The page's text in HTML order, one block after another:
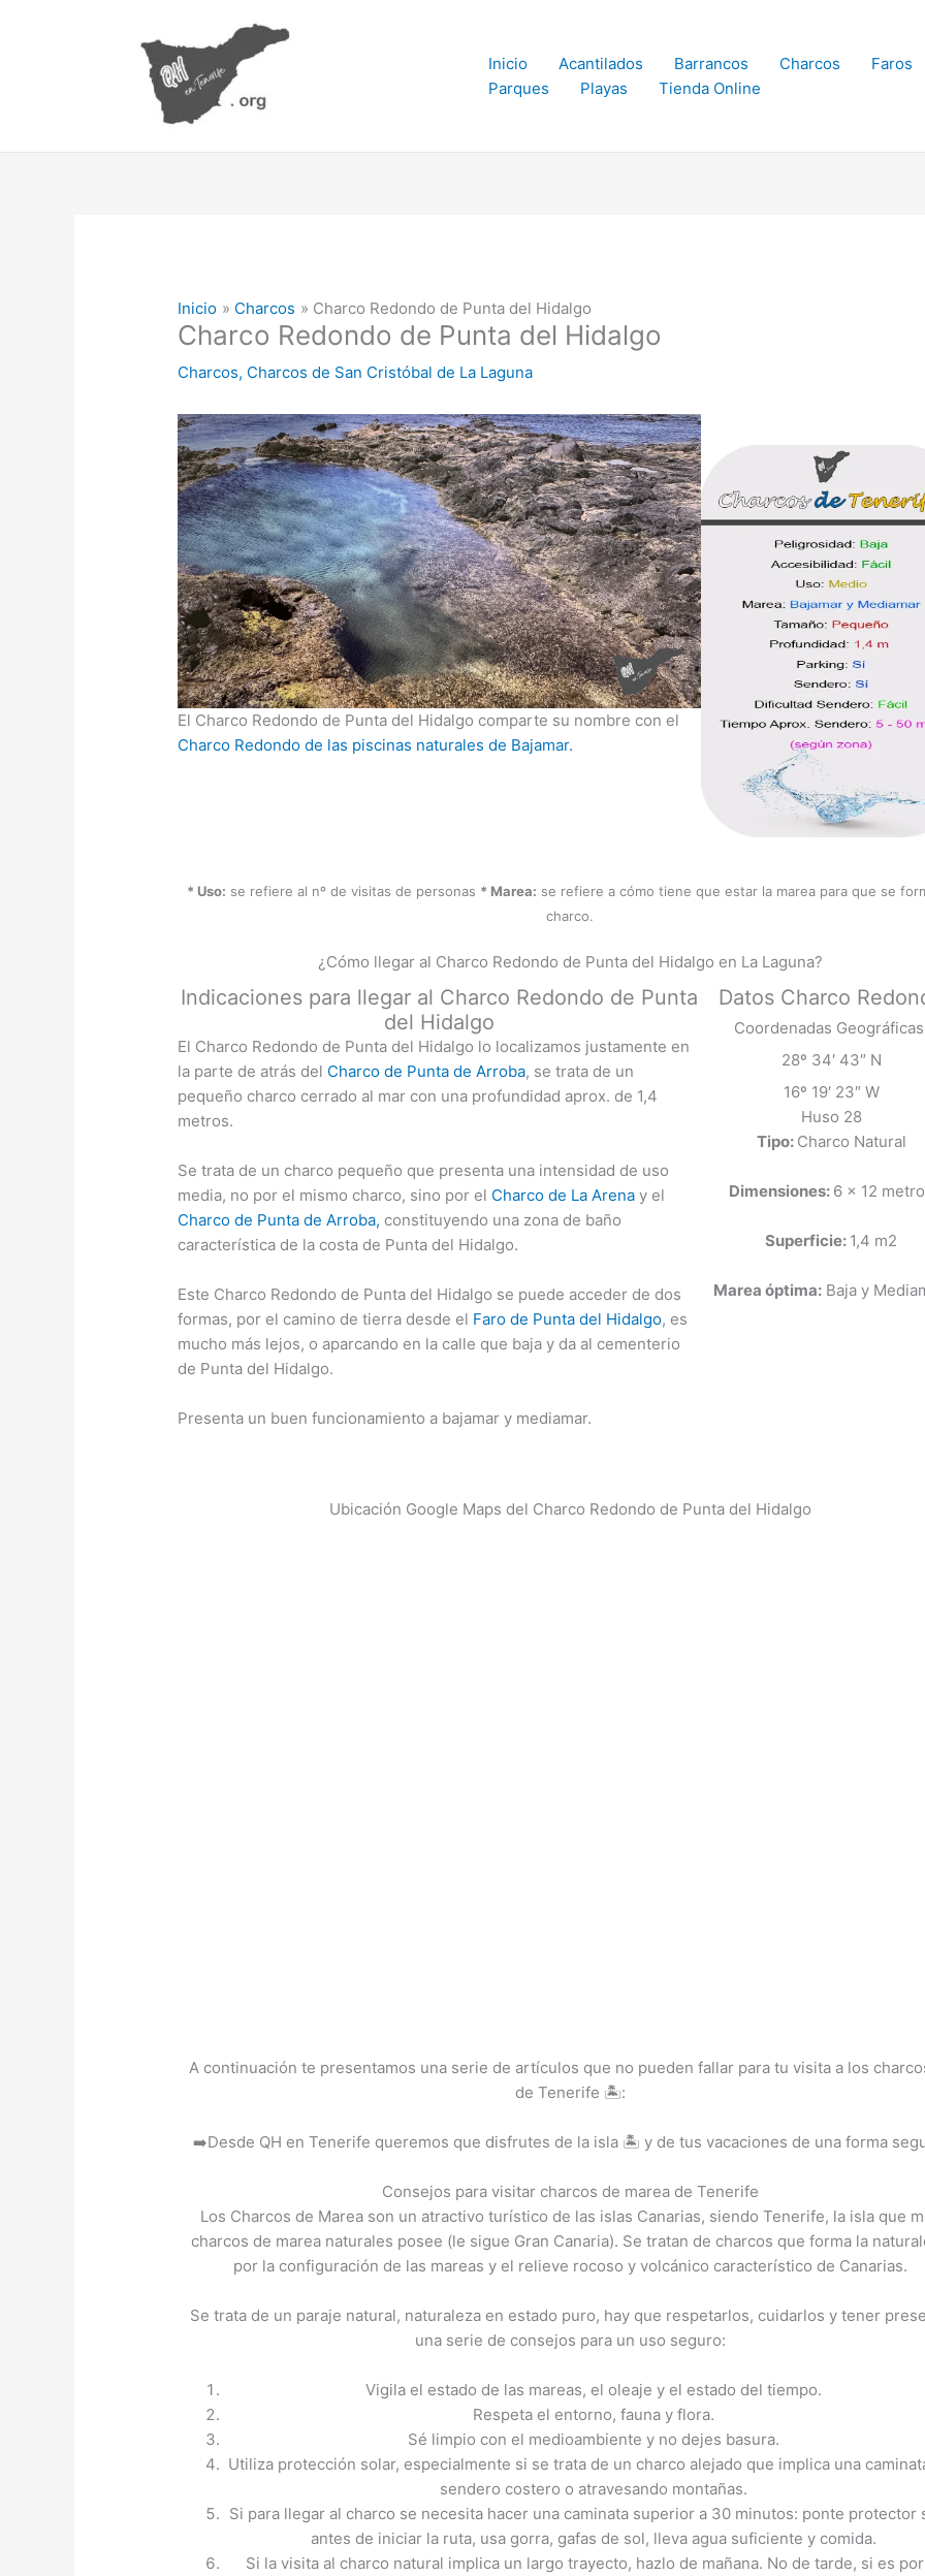
Inicio Acantilados Barrancos Charcos Faros
Parques
Playas Tienda Online
Inicio Charcos Charco Redondo de Punta del Hidalgo
Charco Redondo de Punta del Hidalgo
Charcos, Charcos de San Cristóbal de La Laguna
El Charco Redondo de Punta del Hidalgo comparte su nombre con el
Charco Redondo de las piscinas naturales de Bajamar.
* Uso: se refiere al nº de visitas de personas * Marea: se refiere a cómo tiene que estar la marea para que se
charco.
¿Cómo llegar al Charco Redondo de Punta del Hidalgo en La Laguna?
Indicaciones para llegar al Charco Redondo de Punta
del Hidalgo
El Charco Redondo de Punta del Hidalgo lo localizamos justamente en
la parte de atrás del Charco de Punta de Arroba, se trata de un
pequeño charco cerrado al mar con una profundidad aprox. de 1,4
metros.
Se trata de un charco pequeño que presenta una intensidad de uso
media, no por el mismo charco, sino por el Charco de La Arena y el
Charco de Punta de Arroba, constituyendo una zona de baño
característica de la costa de Punta del Hidalgo.
Este Charco Redondo de Punta del Hidalgo se puede acceder de dos
formas, por el camino de tierra desde el Faro de Punta del Hidalgo, es
mucho más lejos, o aparcando en la calle que baja y da al cementerio
de Punta del Hidalgo.
Presenta un buen funcionamiento a bajamar y mediamar.
Datos Charco
Coordenadas
28º 34′ 43″ N
16º 19′ 23″ W
Huso 28
Tipo: Charco Natural
Dimensiones: 6 x 12
Superficie: 1,4 m2
Marea óptima: Baja y
Ubicación Google Maps del Charco Redondo de Punta del Hidalgo
A continuación te presentamos una serie de artículos que no pueden fallar para tu visita a los
de Tenerife 🏝️:
➡️Desde QH en Tenerife queremos que disfrutes de la isla 🏝️ y de tus vacaciones de una forma
Consejos para visitar charcos de marea de Tenerife
Los Charcos de Marea son un atractivo turístico de las islas Canarias, siendo Tenerife, la isla que
charcos de marea naturales posee (le sigue Gran Canaria). Se tratan de charcos que forma la
por la configuración de las mareas y el relieve rocoso y volcánico característico de Canarias.
Se trata de un paraje natural, naturaleza en estado puro, hay que respetarlos, cuidarlos y tener
una serie de consejos para un uso seguro:
Vigila el estado de las mareas, el oleaje y el estado del tiempo.
Respeta el entorno, fauna y flora.
Sé limpio con el medioambiente y no dejes basura.
Utiliza protección solar, especialmente si se trata de un charco alejado que implica una
sendero costero o atravesando montañas.
Si para llegar al charco se necesita hacer una caminata superior a 30 minutos: ponte protector
antes de iniciar la ruta, usa gorra, gafas de sol, lleva agua suficiente y comida.
Si la visita al charco natural implica un largo trayecto, hazlo de mañana. No de tarde, si es